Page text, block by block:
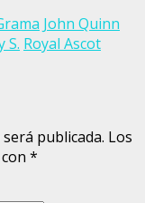
John Quinn
S. Royal Ascot
publicada. Los
*